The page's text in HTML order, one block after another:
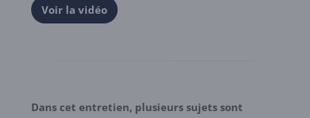
Voir la vidéo
Dans cet entretien, plusieurs sujets sont